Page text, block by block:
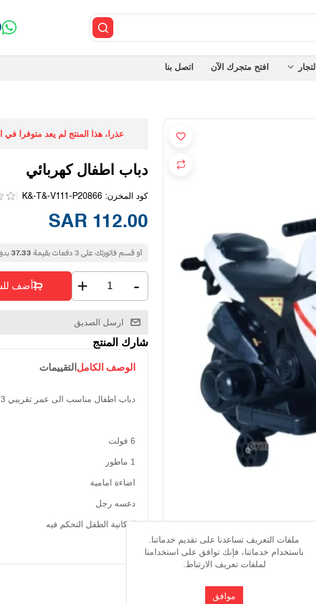
التجار افتح متجرك الآن اتصل بنا
عذرا، هذا المنتج لم يعد متوفرا في
دباب اطفال كهربائي
كود المخزن: K&-T&-V111-P20866
112.00 SAR
-
+ أضف
ارسل الصديق
شارك المنتج
الوصف الكامل التقييمات
دباب اطفال مناسب الى عمر تقريبي 3 سنوات
6 فولت
1 ماطور
اضاءة امامية
دعسه رجل
امكانية الطفل التحكم فيه
ملفات التعريف تساعدنا على تقديم خدماتنا.
باستخدام خدماتنا، فإنك توافق على استخدامنا
لملفات تعريف الارتباط.
موافق